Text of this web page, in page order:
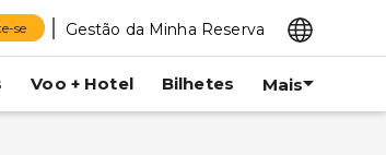
se Gestão da Minha Reserva
Voo + Hotel Bilhetes Mais